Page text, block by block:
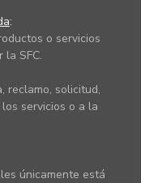
:
o servicios
SFC.
reclamo, solicitud,
servicios o a la
únicamente está